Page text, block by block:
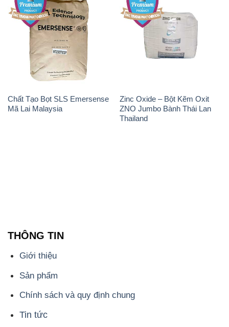
Chất Tạo Bọt SLS Emersense
Mã Lai Malaysia
Zinc Oxide – Bột Kẽm Oxit
ZNO Jumbo Bành Thái Lan
Thailand
THÔNG TIN
Giới thiệu
Sản phẩm
Chính sách và quy định chung
Tin tức